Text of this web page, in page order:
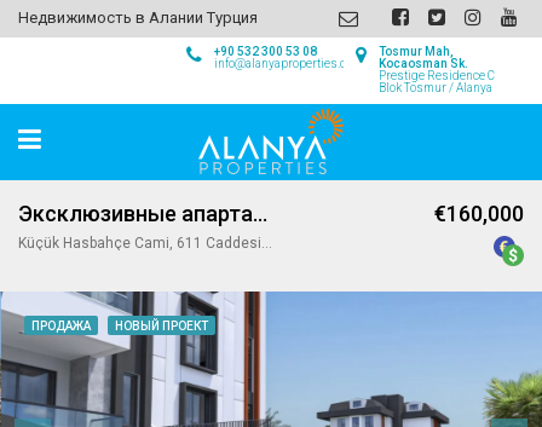
Недвижимость в Алании Турция
Tosmur Mah,
Kocaosman Sk.
Prestige Residence C
Blok Tosmur / Alanya
+90 532 300 53 08
info@alanyaproperties.com
Эксклюзивные апартаменты в Алании
Küçük Hasbahçe Cami, 611 Caddesi, Küçükhasbahçe Mahallesi, Alanya, Antalya, Mediterranean Region, 07400, Turkey
€160,000
ПРОДАЖА НОВЫЙ ПРОЕКТ